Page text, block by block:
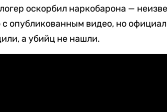
оскорбил наркобарона —
с опубликованным видео, но
а убийц не нашли.